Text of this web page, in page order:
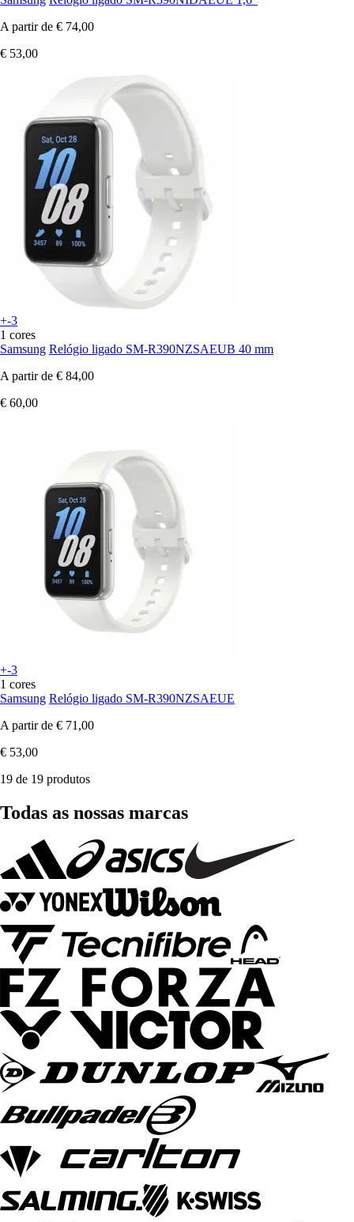
A partir de € 74,00
€ 53,00
+-3
1 cores
Samsung Relógio ligado SM-R390NZSAEUB 40 mm
A partir de € 84,00
€ 60,00
+-3
1 cores
Samsung Relógio ligado SM-R390NZSAEUE
A partir de € 71,00
€ 53,00
19 de 19 produtos
Todas as nossas marcas